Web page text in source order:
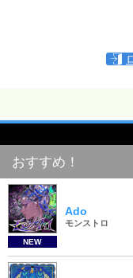
おすすめ！
NEW
Ado
モンストロ